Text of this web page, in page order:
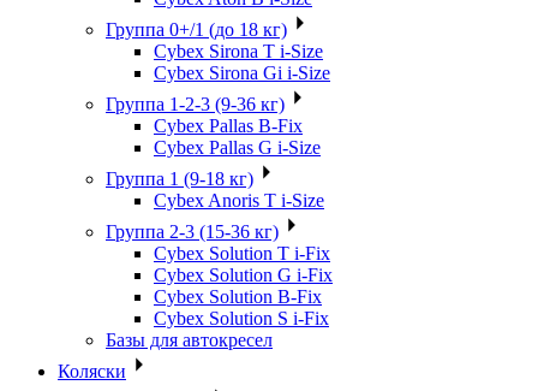
Группа 0+/1 (до 18 кг)
Cybex Sirona T i-Size
Cybex Sirona Gi i-Size
Группа 1-2-3 (9-36 кг)
Cybex Pallas B-Fix
Cybex Pallas G i-Size
Группа 1 (9-18 кг)
Cybex Anoris T i-Size
Группа 2-3 (15-36 кг)
Cybex Solution T i-Fix
Cybex Solution G i-Fix
Cybex Solution B-Fix
Cybex Solution S i-Fix
Базы для автокресел
Коляски